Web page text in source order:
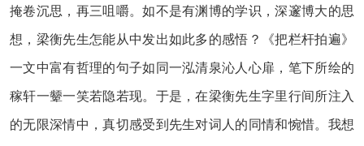
掩卷沉思，再三咀嚼。如不是有渊博的学识，深邃博大的思
想，梁衡先生怎能从中发出如此多的感悟？《把栏杆拍遍》
一文中富有哲理的句子如同一泓清泉沁人心扉，笔下所绘的
稼轩一颦一笑若隐若现。于是，在梁衡先生字里行间所注入
的无限深情中，真切感受到先生对词人的同情和惋惜。我想